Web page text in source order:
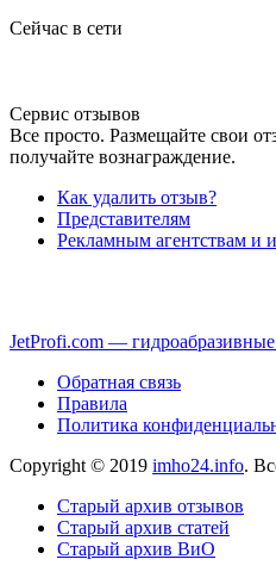
Сейчас в сети
Сервис отзывов
Все просто. Размещайте свои
получайте вознаграждение.
Как удалить отзыв?
Представителям
Рекламным агентствам и
JetProfi.com —
Обратная связь
Правила
Политика
Copyright © 2019 imho24.info.
Старый архив отзывов
Старый архив статей
Старый архив ВиО